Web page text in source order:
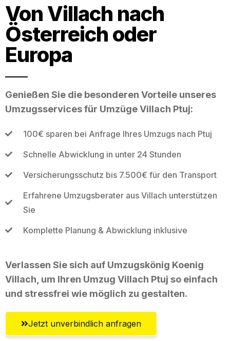
Von Villach nach
Österreich oder
Europa
Genießen Sie die besonderen Vorteile unseres
Umzugsservices für Umzüge Villach Ptuj:
100€ sparen bei Anfrage Ihres Umzugs nach Ptuj
Schnelle Abwicklung in unter 24 Stunden
Versicherungsschutz bis 7.500€ für den Transport
Erfahrene Umzugsberater aus Villach unterstützen
Sie
Komplette Planung & Abwicklung inklusive
Verlassen Sie sich auf Umzugskönig Koenig
Villach, um Ihren Umzug Villach Ptuj so einfach
und stressfrei wie möglich zu gestalten.
Jetzt unverbindlich anfragen